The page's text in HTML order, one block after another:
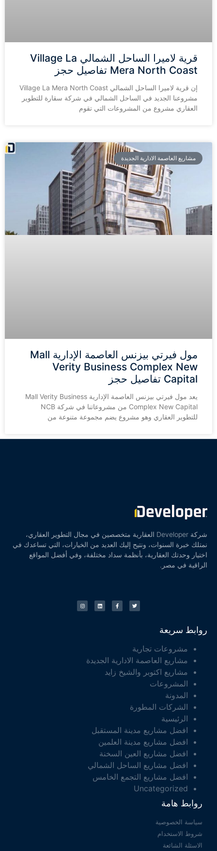
قرية لاميرا الساحل الشمالي Village La
Mera North Coast تفاصيل حجز
إن قرية لاميرا الساحل الشمالي Village La Mera North Coast
مشروعنا الجديد في الساحل الشمالي في شركة سقارة للتطوير
العقاري مشروع من المشروعات التي تقوم
مشاريع العاصمة الادارية الجديدة
مول فيرتي بيزنس العاصمة الإدارية Mall
Verity Business Complex New
Capital تفاصيل حجز
يعد مول فيرتي بيزنس العاصمة الإدارية Mall Verity Business
Complex New Capital من مشروعاتنا في شركة NCB
للتطوير العقاري وهو مشروع يضم مجموعة متنوعة من
شركة Developer العقارية متخصصين في مجال التطوير العقاري،
نمتلك خبرة السنوات، ونتيح إليك العديد من الخيارات، التي تساعدك في
اختيار وحدتك العقارية، بأنظمة سداد مختلفة، وفي أفضل المواقع
الراقية في مصر.
روابط سريعة
مشروعات تجارية
مشاريع العاصمة الادارية الجديدة
مشاريع اكتوبر والشيخ زايد
المشروعات
المدونة
الشركات المطورة
الرئيسية
افضل مشاريع مدينة المستقبل
افضل مشاريع مدينة العلمين
افضل مشاريع العين السخنة
افضل مشاريع الساحل الشمالي
افضل مشاريع التجمع الخامس
Uncategorized
روابط هامة
سياسة الخصوصية
شروط الاستخدام
الاسئلة الشائعة